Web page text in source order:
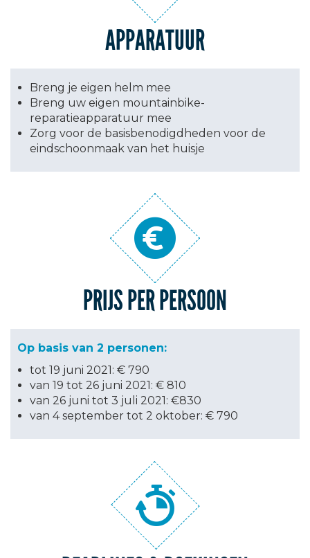
APPARATUUR
Breng je eigen helm mee
Breng uw eigen mountainbike-
reparatieapparatuur mee
Zorg voor de basisbenodigdheden voor de
eindschoonmaak van het huisje
PRIJS PER PERSOON
Op basis van 2 personen:
tot 19 juni 2021: € 790
van 19 tot 26 juni 2021: € 810
van 26 juni tot 3 juli 2021: €830
van 4 september tot 2 oktober: € 790